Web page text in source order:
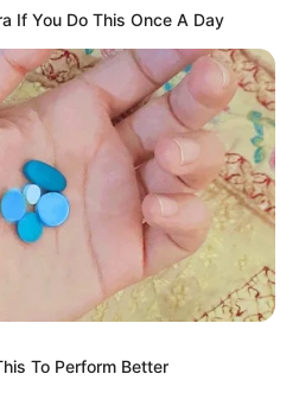
ลาพิษรักวิ่งขึ้นจมูก เรานึกว่า
ซักพักความทรมานก็จะหายไป
ไว้นะจ๊ะ
ต่อ ให้อร่อยแค่ไหน แต่ถ้าทิ้งไว้
น ก็เหมือนคู่ที่รักกันนานจัด แต่
าราธอนแบบนี้ส่วนใหญ่มักจะ
คยซี๊ดซ๊าดแซบอีหลี มันกร่อยไป
If You Do This Once A Day
To Perform Better